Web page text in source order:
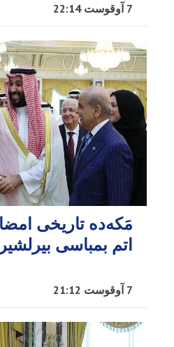
7 آوقوست 22:14
مَکه‌ده تاریخی
اتم بمباسی بیرلشیر
7 آوقوست 21:12